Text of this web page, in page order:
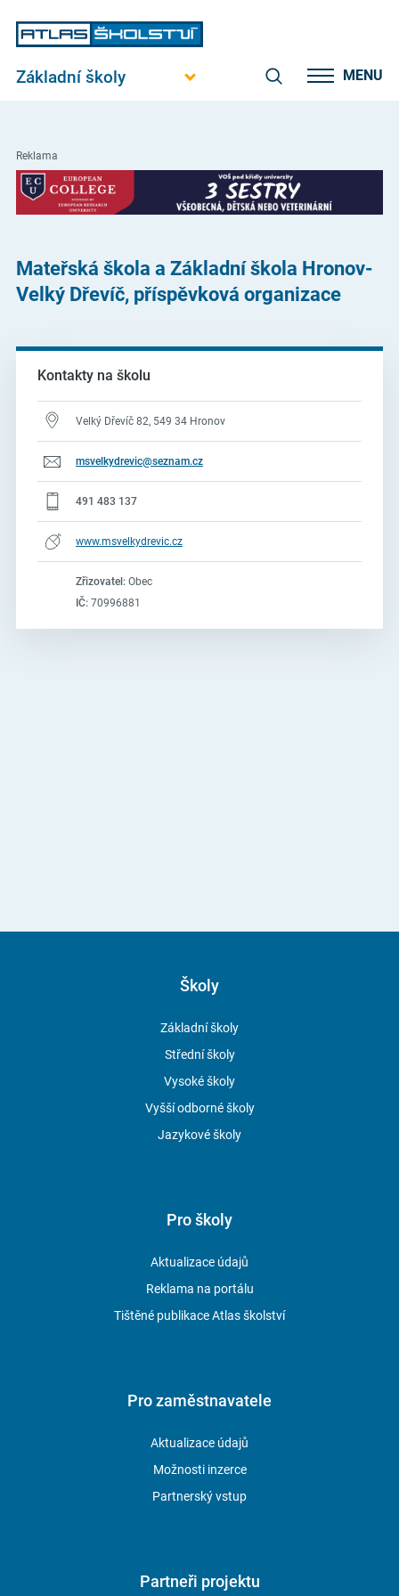
Základní školy MENU
Reklama
Mateřská škola a Základní škola Hronov-
Velký Dřevíč, příspěvková organizace
Kontakty na školu
Velký Dřevíč 82, 549 34 Hronov
msvelkydrevic@seznam.cz
491 483 137
www.msvelkydrevic.cz
Zřizovatel:Obec
IČ:70996881
Školy
Základní školy
Střední školy
Vysoké školy
Vyšší odborné školy
Jazykové školy
Pro školy
Aktualizace údajů
Reklama na portálu
Tištěné publikace Atlas školství
Pro zaměstnavatele
Aktualizace údajů
Možnosti inzerce
Partnerský vstup
Partneři projektu